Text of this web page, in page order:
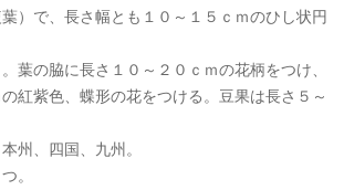
）で、長さ幅とも１０～１５ｃｍのひし状円
葉の脇に長さ１０～２０ｃｍの花柄をつけ、
紅紫色、蝶形の花をつける。豆果は長さ５～
州、四国、九州。
。